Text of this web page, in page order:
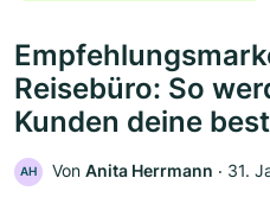
Reisebüro: So
Kunden deine
AH Von Anita Herrmann ‧ 31.